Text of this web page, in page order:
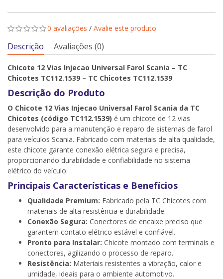
0 avaliações / Avalie este produto
Descrição Avaliações (0)
Chicote 12 Vias Injecao Universal Farol Scania – TC
Chicotes TC112.1539 – TC Chicotes TC112.1539
Descrição do Produto
O Chicote 12 Vias Injecao Universal Farol Scania da TC
Chicotes (código TC112.1539) é um chicote de 12 vias
desenvolvido para a manutenção e reparo de sistemas de farol
para veículos Scania. Fabricado com materiais de alta qualidade,
este chicote garante conexão elétrica segura e precisa,
proporcionando durabilidade e confiabilidade no sistema
elétrico do veículo.
Principais Características e Benefícios
Qualidade Premium: Fabricado pela TC Chicotes com
materiais de alta resistência e durabilidade.
Conexão Segura: Conectores de encaixe preciso que
garantem contato elétrico estável e confiável.
Pronto para Instalar: Chicote montado com terminais e
conectores, agilizando o processo de reparo.
Resistência: Materiais resistentes a vibração, calor e
umidade, ideais para o ambiente automotivo.